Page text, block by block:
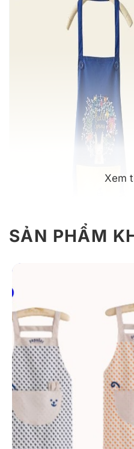
Mẫu tạo dề làm quà tặng
Giới thiệu sản
DONY
Mẫu tạp dề quà tặng cổ
những sản phẩm được
DONY nhờ phong cách
Xem
SẢN PHẨM